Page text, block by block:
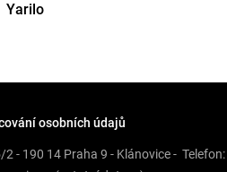
Yarilo
osobních údajů
- 190 14 Praha 9 - Klánovice - Telefon: